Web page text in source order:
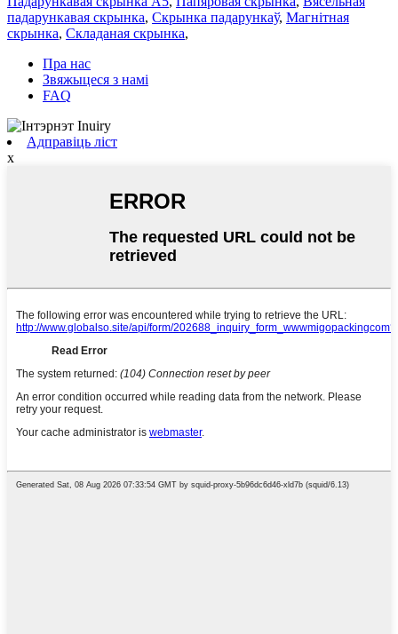
падарункавая скрынка, Скрынка падарункаў, Магнітная
скрынка, Складаная скрынка,
Пра нас
Звяжыцеся з намі
FAQ
Адправіць ліст
x